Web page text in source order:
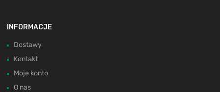
INFORMACJE
Dostawy
Kontakt
Moje konto
O nas